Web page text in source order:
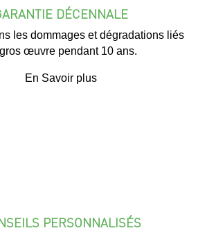
DÉCENNALE
les dommages et dégradations liés
œuvre pendant 10 ans.
En Savoir plus
PERSONNALISÉS